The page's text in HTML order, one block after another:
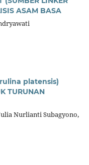
ASAM BASA
platensis)
TURUNAN
Nurlianti Subagyono,